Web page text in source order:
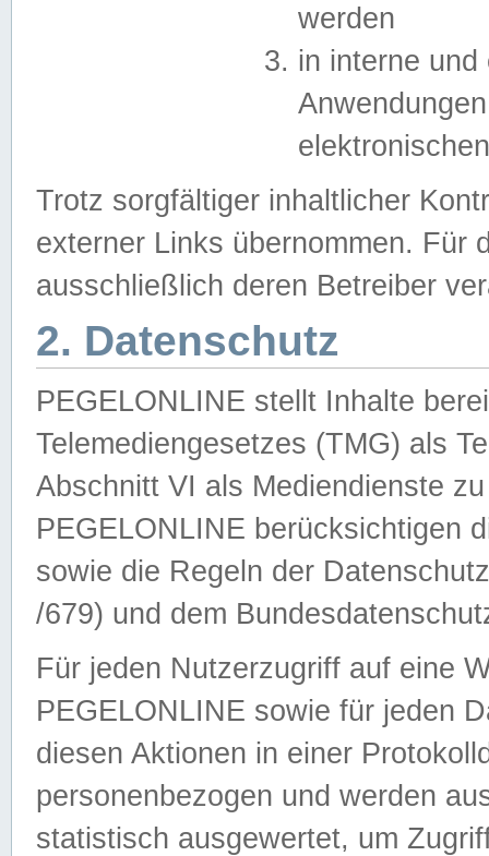
werden
in interne
Trotz sorgfältiger inhaltlicher
externer Links übernommen. Für
ausschließlich deren Betreiber
2. Datenschutz
PEGELONLINE stellt Inhalte
Telemediengesetzes (TMG) als
Abschnitt VI als Mediendienste
PEGELONLINE berücksichtigen
sowie die Regeln der
/679) und dem
Für jeden Nutzerzugriff auf eine
PEGELONLINE sowie für jeden
diesen Aktionen in einer
personenbezogen und werden
statistisch ausgewertet, um